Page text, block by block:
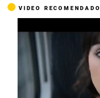
VIDEO RECOMENDADO